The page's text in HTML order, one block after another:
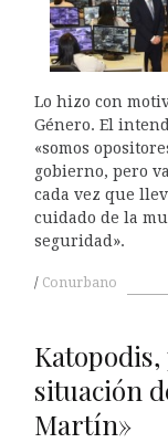
Lo hizo con
Género. El
«somos
gobierno, pero
cada vez que
cuidado de la
seguridad».
Conurbano
situación
Martín»